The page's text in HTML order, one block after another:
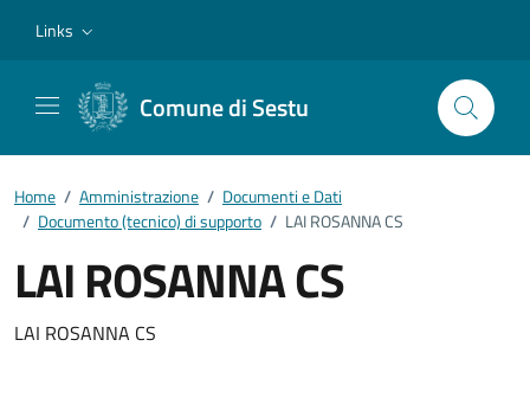
Links
Comune di Sestu
Home / Amministrazione / Documenti e Dati
/ Documento (tecnico) di supporto / LAI ROSANNA CS
LAI ROSANNA CS
Dettagli del documento
LAI ROSANNA CS